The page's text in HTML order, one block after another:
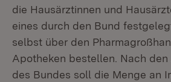
die Hausärztinnen und
eines durch den Bund
selbst über den
Apotheken bestellen. Nach
des Bundes soll die Menge an